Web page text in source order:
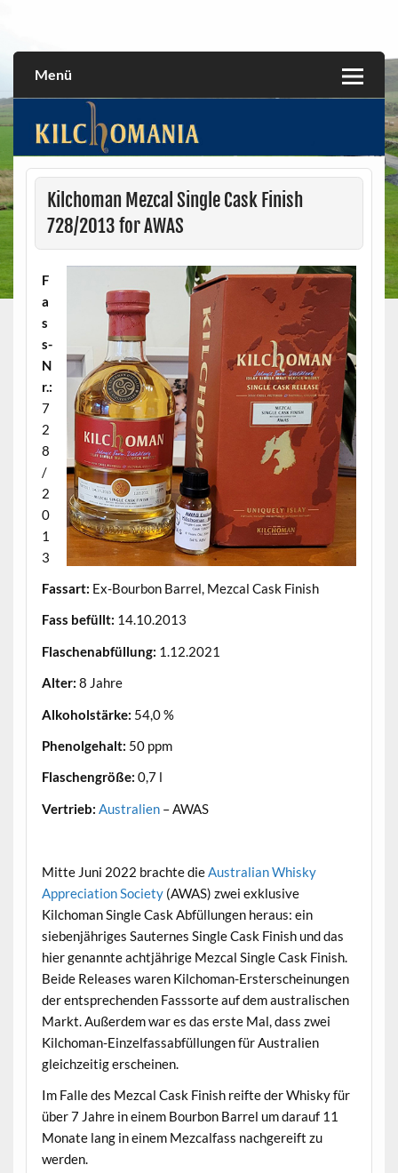
Menü
Kilchoman Mezcal Single Cask Finish
728/2013 for AWAS
F
a
s
s-
N
r.:
7
2
8
/
2
0
1
3
Fassart: Ex-Bourbon Barrel, Mezcal Cask Finish
Fass befüllt: 14.10.2013
Flaschenabfüllung: 1.12.2021
Alter: 8 Jahre
Alkoholstärke: 54,0 %
Phenolgehalt: 50 ppm
Flaschengröße: 0,7 l
Vertrieb: Australien– AWAS
Mitte Juni 2022 brachte die Australian Whisky
Appreciation Society(AWAS) zwei exklusive
Kilchoman Single Cask Abfüllungen heraus: ein
siebenjähriges Sauternes Single Cask Finish und das
hier genannte achtjährige Mezcal Single Cask Finish.
Beide Releases waren Kilchoman-Ersterscheinungen
der entsprechenden Fasssorte auf dem australischen
Markt. Außerdem war es das erste Mal, dass zwei
Kilchoman-Einzelfassabfüllungen für Australien
gleichzeitig erscheinen.
Im Falle des Mezcal Cask Finish reifte der Whisky für
über 7 Jahre in einem Bourbon Barrel um darauf 11
Monate lang in einem Mezcalfass nachgereift zu
werden.